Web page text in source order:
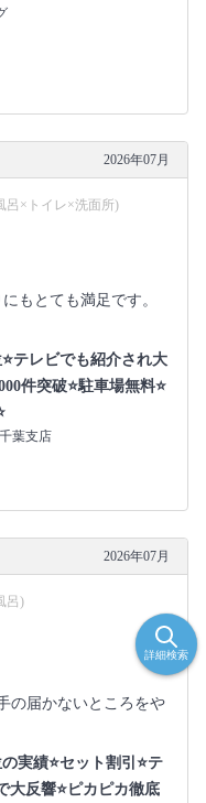
2026年07月
呂×トイレ×洗面所)
もとても満足です。
テレビでも紹介され大
件突破⭐️駐車場無料⭐
葉支店
2026年07月
呂)
の届かないところをや
実績⭐セット割引⭐テ
大反響⭐ピカピカ徹底
詳細検索